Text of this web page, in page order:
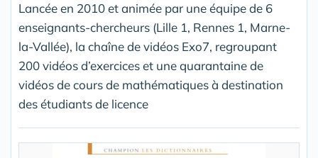
Lancée en 2010 et animée par une équipe de 6
enseignants-chercheurs (Lille 1, Rennes 1, Marne-
la-Vallée), la chaîne de vidéos Exo7, regroupant
200 vidéos d’exercices et une quarantaine de
vidéos de cours de mathématiques à destination
des étudiants de licence